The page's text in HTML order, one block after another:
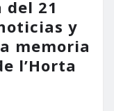
21
y
memoria
l’Horta